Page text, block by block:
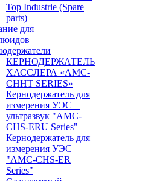
Top Industrie (Spare
parts)
для
КЕРНОДЕРЖАТЕЛЬ
ХАССЛЕРА «AMC-
CHHT SERIES»
Кернодержатель для
измерения УЭС +
ультразвук "AMC-
CHS-ERU Series"
Кернодержатель для
измерения УЭС
"AMC-CHS-ER
Series"